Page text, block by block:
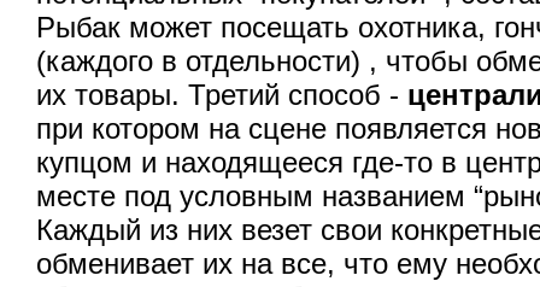
Рыбак может посещать охотника,
(каждого в отдельности) , чтобы
их товары. Третий способ -
при котором на сцене появляется
купцом и находящееся где-то в
месте под условным названием
Каждый из них везет свои
обменивает их на все, что ему